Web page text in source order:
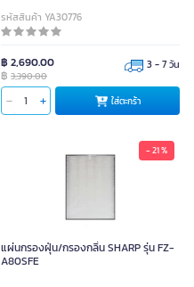
รหัสสินค้า YA30776
฿ 2,690.00
฿ 3,390.00
3 - 7 วัน
ใส่ตะกร้า
- 21 %
แผ่นกรองฝุ่น/กรองกลิ่น SHARP รุ่น FZ-
A80SFE